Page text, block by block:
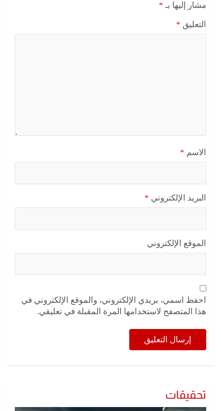
مشار إليها بـ *
التعليق *
الاسم *
البريد الإلكتروني *
الموقع الإلكتروني
احفظ اسمي، بريدي الإلكتروني، والموقع الإلكتروني في
هذا المتصفح لاستخدامها المرة المقبلة في تعليقي.
تحقيقات